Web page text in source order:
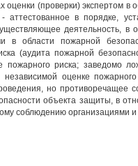
оценки (проверки) экспертом в
аттестованное в порядке,
деятельность, в
в области пожарной
(аудита пожарной
пожарного риска; заведомо
оценке
но противоречащее
объекта защиты, в
соблюдению организациями